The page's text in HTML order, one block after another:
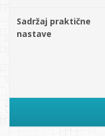
Sadržaj praktične
nastave